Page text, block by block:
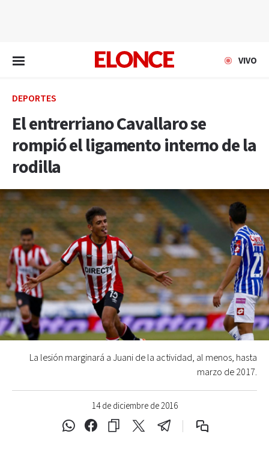
VIVO
DEPORTES
El entrerriano Cavallaro se
rompió el ligamento interno de la
rodilla
14 de diciembre de 2016
La lesión marginará a Juani de la actividad, al menos, hasta
marzo de 2017.